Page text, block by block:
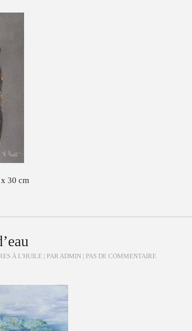
30 cm
À L'HUILE | PAR ADMIN | PAS DE COMMENTAIRE